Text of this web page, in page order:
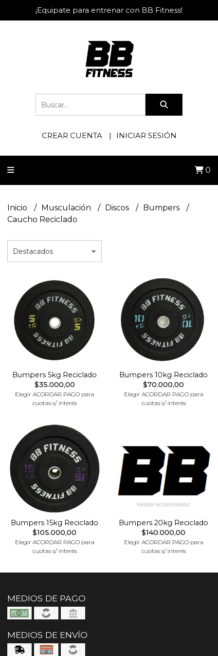
¡Equipate para entrenar con BB Fitness!
CREAR CUENTA INICIAR SESIÓN
0
Inicio Musculación Discos
Bumpers
Caucho Reciclado
Bumpers 5kg Reciclado
$35.000,00
Elegir ACORDAR PAGO para
cuotas s/ interés
Bumpers 10kg Reciclado
$70.000,00
Elegir ACORDAR PAGO para
cuotas s/ interés
Bumpers 15kg Reciclado
$105.000,00
Elegir ACORDAR PAGO para
cuotas s/ interés
Bumpers 20kg Reciclado
$140.000,00
Elegir ACORDAR PAGO para
cuotas s/ interés
MEDIOS DE PAGO
MEDIOS DE ENVÍO